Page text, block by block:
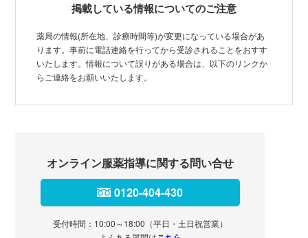
掲載している情報についてのご注意
薬局の情報(所在地、診療時間等)が変更になっている場合があ
ります。事前に電話連絡を行ってから受診されることをおすす
いたします。情報について誤りがある場合は、以下のリンクか
らご連絡をお願いいたします。
オンライン服薬指導に関する問い合せ
0120-404-430
受付時間：10:00～18:00（平日・土日祝営業）